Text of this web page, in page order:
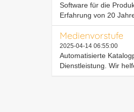
Software für die
Erfahrung von 20
Medienvorstufe
2025-04-14 06:55:00
Automatisierte
Dienstleistung. Wir